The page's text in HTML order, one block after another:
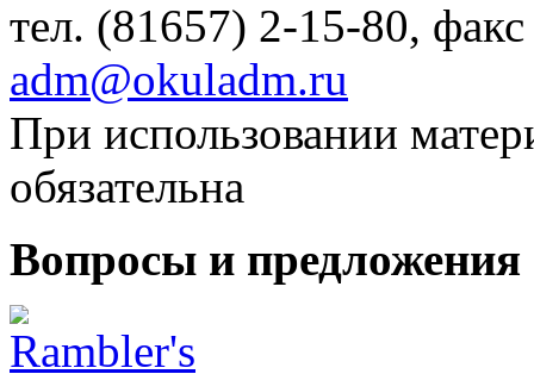
тел. (81657) 2-15-80,
adm@okuladm.ru
При использовании
обязательна
Вопросы и